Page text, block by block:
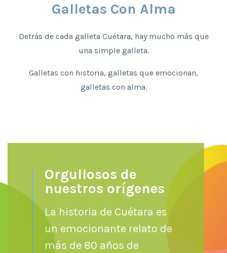
Galletas Con Alma
Detrás de cada galleta Cuétara, hay mucho más que
una simple galleta.
Galletas con historia, galletas que emocionan,
galletas con alma.
Orgullosos de
nuestros orígenes
La historia de Cuétara es
un emocionante relato de
más de 80 años de